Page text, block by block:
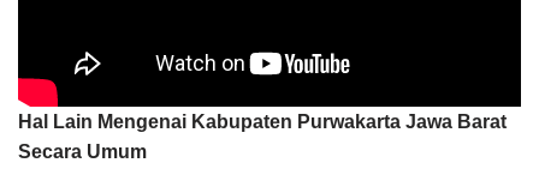
Hal Lain Mengenai Kabupaten Purwakarta Jawa Barat
Secara Umum